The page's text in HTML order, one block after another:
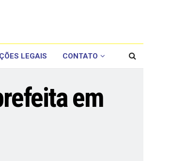
LEGAIS CONTATO
em